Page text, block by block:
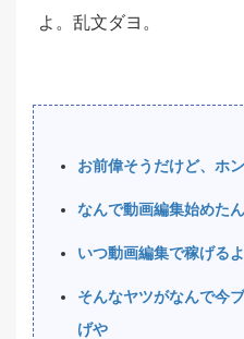
よ。乱文ダヨ。
お前偉そうだけど、ホ
なんで動画編集始めた
いつ動画編集で稼げる
そんなヤツがなんで今
げや